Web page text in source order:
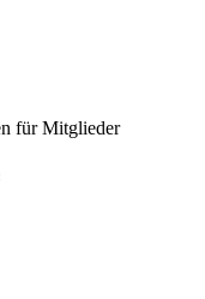
für Mitglieder